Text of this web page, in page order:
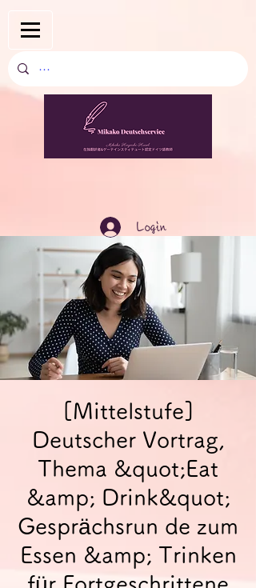
Login
[Mittelstufe]
Deutscher Vortrag,
Thema &quot;Eat
&amp; Drink&quot;
Gesprächsrun de zum
Essen &amp; Trinken
für Fortgeschrittene